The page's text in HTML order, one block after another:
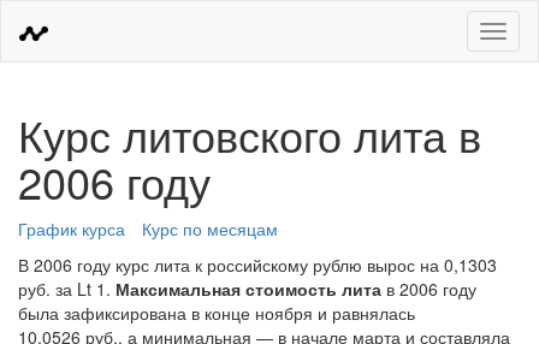
Меню
Курс литовского лита в
2006 году
График курса
Курс по месяцам
В 2006 году курс лита к российскому рублю вырос на 0,1303
руб. за Lt 1. Максимальная стоимость лита в 2006 году
была зафиксирована в конце ноября и равнялась
10,0526 руб., а минимальная — в начале марта и составляла